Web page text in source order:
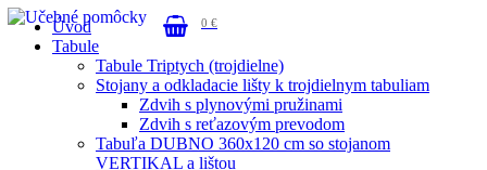
0 €
Úvod
Tabule
Tabule Triptych (trojdielne)
Stojany a odkladacie lišty k trojdielnym tabuliam
Zdvih s plynovými pružinami
Zdvih s reťazovým prevodom
Tabuľa DUBNO 360x120 cm so stojanom
VERTIKAL a lištou